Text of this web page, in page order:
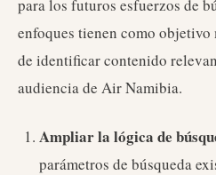
para los futuros esfuerzos de
enfoques tienen como
de identificar contenido
audiencia de Air Namibia.
Ampliar la lógica de
parámetros de búsqueda